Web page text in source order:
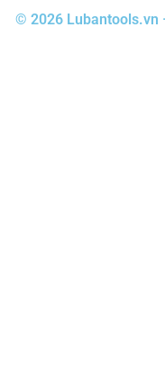
© 2026 Lubantools.vn